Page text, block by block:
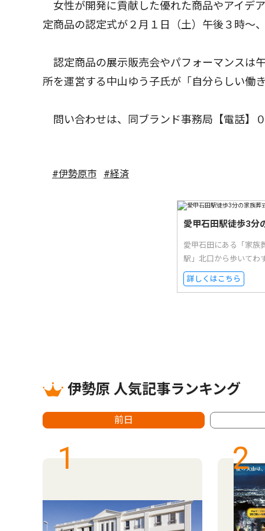
女性が開発に貢献した優れた商品やアイデ
定商品の認定式が２月１日（土）午後３時〜
認定商品の展示販売会やパフォーマンスは
所を運営する中山ゆう子氏が「自分らしい働
問い合わせは、同ブランド事務局【電話】
#伊勢原市 #経済
愛甲石田駅徒歩3分
愛甲石田にある「家族
駅」北口から歩いてわ
詳しくはこちら
伊勢原 人気記事ランキング
前日
1 2